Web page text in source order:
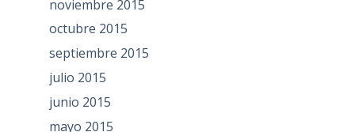
noviembre 2015
octubre 2015
septiembre 2015
julio 2015
junio 2015
mayo 2015